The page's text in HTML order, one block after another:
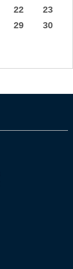
22
23
29
30